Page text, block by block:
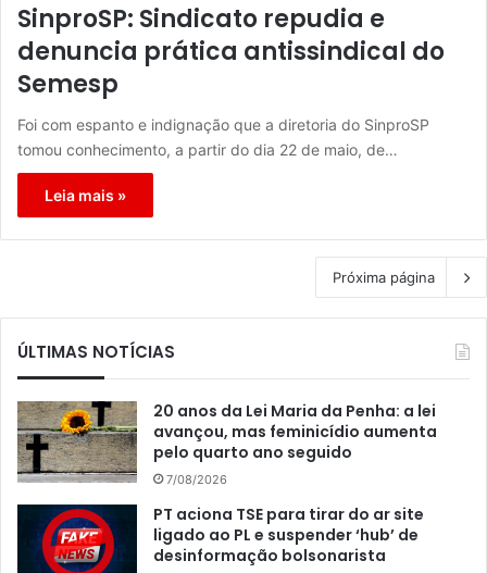
SinproSP: Sindicato repudia e
denuncia prática antissindical do
Semesp
Foi com espanto e indignação que a diretoria do SinproSP
tomou conhecimento, a partir do dia 22 de maio, de…
Leia mais »
Próxima página
ÚLTIMAS NOTÍCIAS
20 anos da Lei Maria da Penha: a lei
avançou, mas feminicídio aumenta
pelo quarto ano seguido
7/08/2026
PT aciona TSE para tirar do ar site
ligado ao PL e suspender ‘hub’ de
desinformação bolsonarista